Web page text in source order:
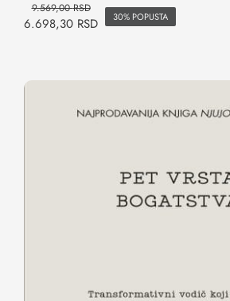
9.569,00RSD
6.698,30 RSD 30% POPUSTA